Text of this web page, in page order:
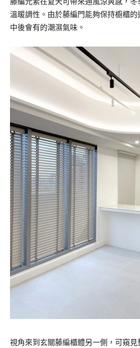
溫暖調性。由於藤編門能夠保持櫥櫃
中後會有的潮濕氣味。
視角來到玄關藤編櫃體另一側，可窺